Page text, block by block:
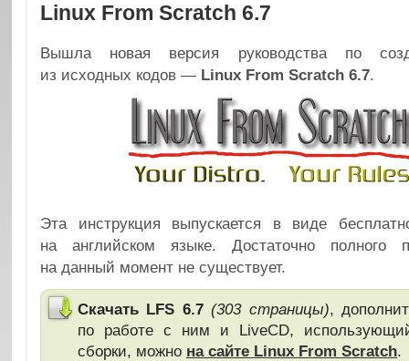
Linux From Scratch 6.7
Вышла новая версия руководства по
из исходных кодов — Linux From Scratch 6.7.
Эта инструкция выпускается в виде
на английском языке. Достаточно полного
на данный момент не существует.
Скачать LFS 6.7 (303 страницы),
по работе с ним и LiveCD,
сборки, можно на сайте Linux From Scratch.